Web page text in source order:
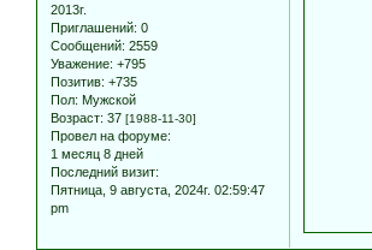
2013г.
Приглашений: 0
Сообщений: 2559
Уважение: +795
Позитив: +735
Пол: Мужской
Возраст: 37 [1988-11-30]
Провел на форуме:
1 месяц 8 дней
Последний визит:
Пятница, 9 августа, 2024г. 02:59:47
pm